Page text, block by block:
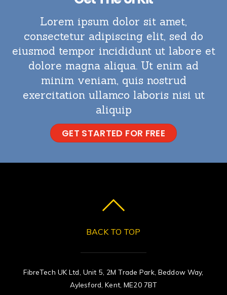
Lorem ipsum dolor sit amet,
consectetur adipiscing elit, sed do
eiusmod tempor incididunt ut labore et
dolore magna aliqua. Ut enim ad
minim veniam, quis nostrud
exercitation ullamco laboris nisi ut
aliquip
GET STARTED FOR FREE
BACK TO TOP
FibreTech UK Ltd, Unit 5, 2M Trade Park, Beddow Way,
Aylesford, Kent, ME20 7BT